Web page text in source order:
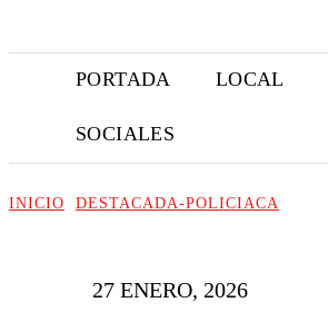
PORTADA LOCAL
SOCIALES
INICIO DESTACADA-POLICIACA
27 ENERO, 2026